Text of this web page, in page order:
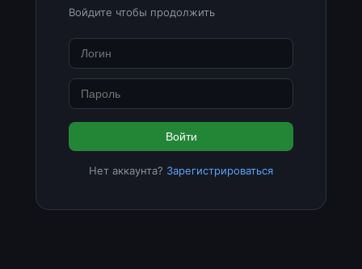
Войдите чтобы продолжить
Войти
Нет аккаунта? Зарегистрироваться